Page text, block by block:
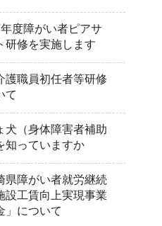
度障がい者ピアサ
研修を実施します
護職員初任者等研修
て
犬（身体障害者補助
知っていますか
県障がい者就労継続
設工賃向上実現事業
」について